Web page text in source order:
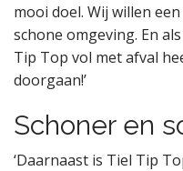
mooi doel. Wij willen
schone omgeving. En
Tip Top vol met afval
doorgaan!’
Schoner en
‘Daarnaast is Tiel Tip